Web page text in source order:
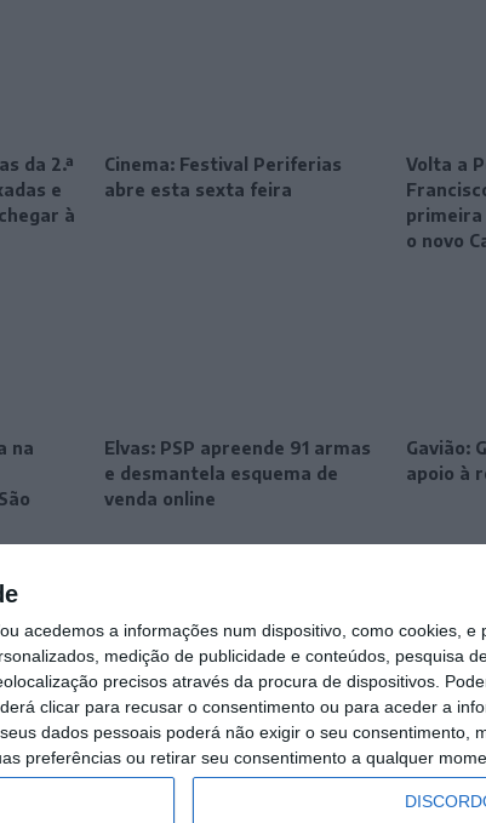
acedemos a informações num dispositivo, como cookies,
medição de publicidade e conteúdos, pesquisa
precisos através da procura de dispositivos.
clicar para recusar o consentimento ou para aceder a
dados pessoais poderá não exigir o seu
preferências ou retirar seu consentimento a qualquer
da 2.ª
e
à
Cinema: Festival Periferias
abre esta sexta feira
Volta a
primeira
o novo
na
Elvas: PSP apreende 91 armas
e desmantela esquema de
venda online
Gavião:
apoio à